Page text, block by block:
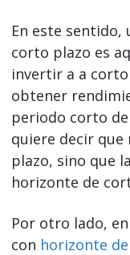
En este
corto plazo es
invertir a a corto
obtener
periodo corto
quiere decir
plazo, sino que
horizonte de
Por otro lado,
con horizonte